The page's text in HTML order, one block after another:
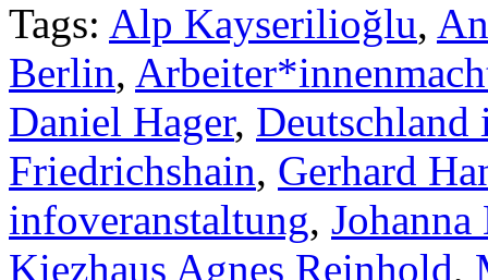
Tags: Alp Kayserilioğlu,
Berlin,
Daniel Hager, Deutschland
Friedrichshain, Gerhard
infoveranstaltung, Johanna
Kiezhaus Agnes Reinhold,